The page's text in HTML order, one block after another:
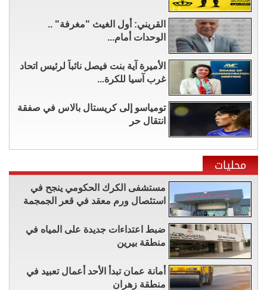
القريني: أول الغيث "مغرفة" ..
الوحدات أمام...
الأميرة آية بنت فيصل نائباً لرئيس اتحاد
غرب آسيا للكرة...
تومياسو إلى كريستال بالاس في صفقة
انتقال حر
محليات
مستشفى الكرك الحكومي ينجح في
استئصال ورم معقد في قعر الجمجمة
ضبط اعتداءات جديدة على المياه في
منطقة بيرين
أمانة عمان تبدأ الأحد أعمال تعبيد في
منطقة زهران